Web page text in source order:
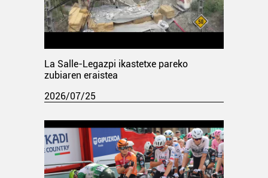
La Salle-Legazpi ikastetxe pareko
zubiaren eraistea
2026/07/25